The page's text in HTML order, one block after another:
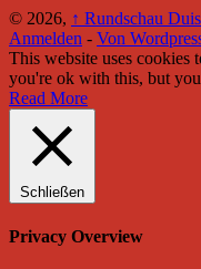
© 2026, ↑ Rundschau
Anmelden - Von
This website uses cookies
you're ok with this, but
Read More
Schließen
Privacy Overview